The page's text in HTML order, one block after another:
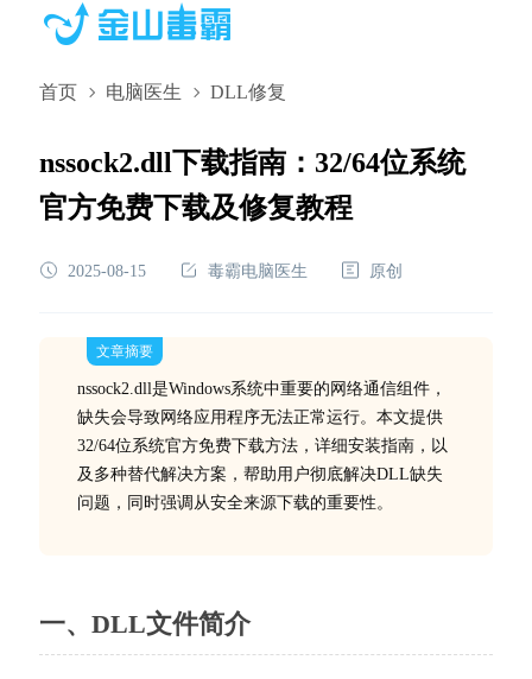
首页 电脑医生 DLL修复
nssock2.dll下载指南：32/64位系统
官方免费下载及修复教程
2025-08-15 毒霸电脑医生 原创
文章摘要
nssock2.dll是Windows系统中重要的网络通信组件，
缺失会导致网络应用程序无法正常运行。本文提供
32/64位系统官方免费下载方法，详细安装指南，以
及多种替代解决方案，帮助用户彻底解决DLL缺失
问题，同时强调从安全来源下载的重要性。
一、DLL文件简介